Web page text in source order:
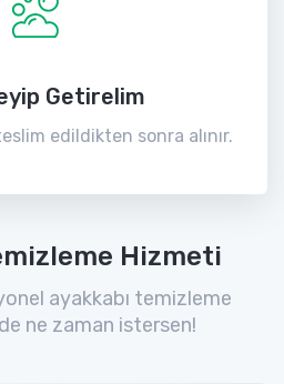
Getirelim
edildikten sonra alınır.
Hizmeti
ayakkabı temizleme
ne zaman istersen!